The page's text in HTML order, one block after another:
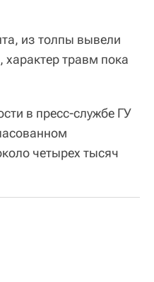
из толпы вывели
характер травм пока
в пресс-службе ГУ
четырех тысяч